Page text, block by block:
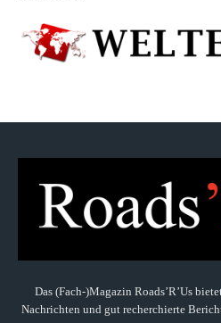
Das (Fach-)Magazin Roads’R’Us
Nachrichten und gut recherchierte